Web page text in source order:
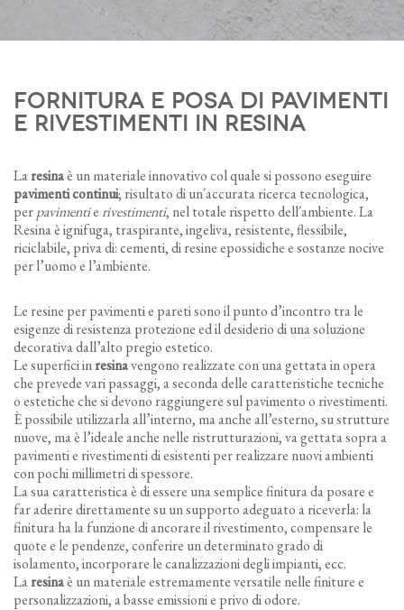
FORNITURA E POSA DI PAVIMENTI
E RIVESTIMENTI IN RESINA
Laresinaè un materiale innovativo col quale si possono eseguire
pavimenti continui; risultato di un´accurata ricerca tecnologica,
perpavimentierivestimenti, nel totale rispetto dell´ambiente. La
Resina è ignifuga, traspirante, ingeliva, resistente, flessibile,
riciclabile, priva di: cementi, di resine epossidiche e sostanze nocive
per l’uomo e l’ambiente.
Le resine per pavimenti e pareti sono il punto d’incontro tra le
esigenze di resistenza protezione ed il desiderio di una soluzione
decorativa dall’alto pregio estetico.
Le superfici inresinavengono realizzate con una gettata in opera
che prevede vari passaggi, a seconda delle caratteristiche tecniche
o estetiche che si devono raggiungere sul pavimento o rivestimenti.
È possibile utilizzarla all’interno, ma anche all’esterno, su strutture
nuove, ma è l’ideale anche nelle ristrutturazioni, va gettata sopra a
pavimenti e rivestimenti di esistenti per realizzare nuovi ambienti
con pochi millimetri di spessore.
La sua caratteristica è di essere una semplice finitura da posare e
far aderire direttamente su un supporto adeguato a riceverla: la
finitura ha la funzione di ancorare il rivestimento, compensare le
quote e le pendenze, conferire un determinato grado di
isolamento, incorporare le canalizzazioni degli impianti, ecc.
Laresinaè un materiale estremamente versatile nelle finiture e
personalizzazioni, a basse emissioni e privo di odore.